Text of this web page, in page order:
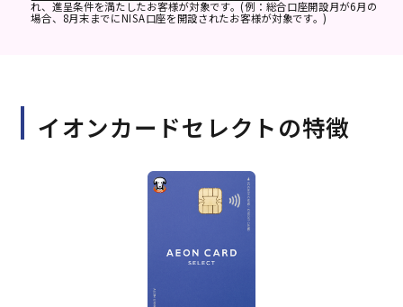
れ、進呈条件を満たしたお客様が対象です。(例：総合口座開設月が6月の
場合、8月末までにNISA口座を開設されたお客様が対象です。)
イオンカードセレクトの特徴